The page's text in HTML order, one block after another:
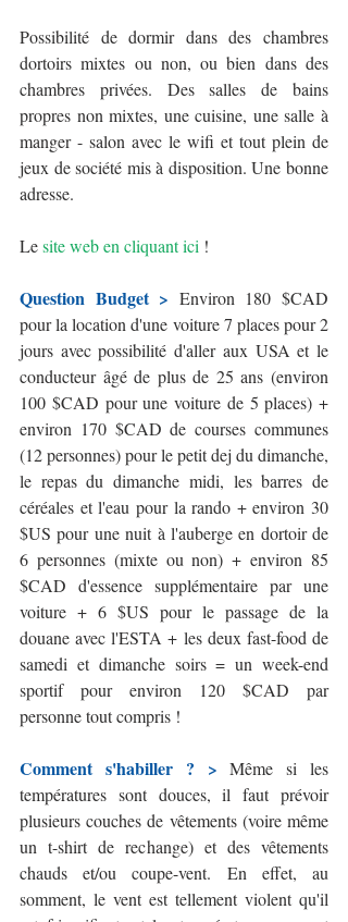
Possibilité de dormir dans des chambres
dortoirs mixtes ou non, ou bien dans des
chambres privées. Des salles de bains
propres non mixtes, une cuisine, une salle à
manger - salon avec le wifi et tout plein de
jeux de société mis à disposition. Une bonne
adresse.
Le site web en cliquant ici !
Question Budget > Environ 180 $CAD
pour la location d'une voiture 7 places pour 2
jours avec possibilité d'aller aux USA et le
conducteur âgé de plus de 25 ans (environ
100 $CAD pour une voiture de 5 places) +
environ 170 $CAD de courses communes
(12 personnes) pour le petit dej du dimanche,
le repas du dimanche midi, les barres de
céréales et l'eau pour la rando + environ 30
$US pour une nuit à l'auberge en dortoir de
6 personnes (mixte ou non) + environ 85
$CAD d'essence supplémentaire par une
voiture + 6 $US pour le passage de la
douane avec l'ESTA + les deux fast-food de
samedi et dimanche soirs = un week-end
sportif pour environ 120 $CAD par
personne tout compris !
Comment s'habiller ? > Même si les
températures sont douces, il faut prévoir
plusieurs couches de vêtements (voire même
un t-shirt de rechange) et des vêtements
chauds et/ou coupe-vent. En effet, au
somment, le vent est tellement violent qu'il